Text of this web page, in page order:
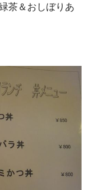
茶＆おしぼりあ